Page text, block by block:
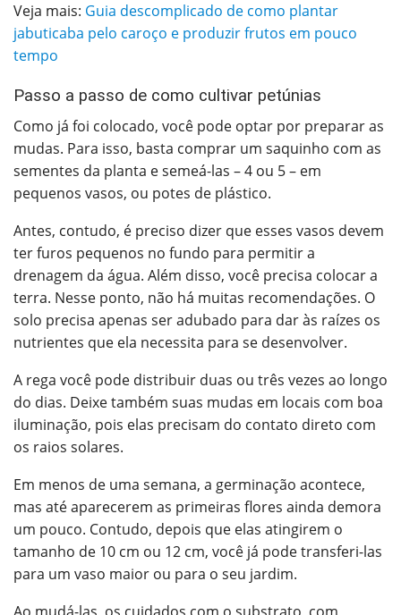
Veja mais: Guia descomplicado de como plantar
jabuticaba pelo caroço e produzir frutos em pouco
tempo
Passo a passo de como cultivar petúnias
Como já foi colocado, você pode optar por preparar as
mudas. Para isso, basta comprar um saquinho com as
sementes da planta e semeá-las – 4 ou 5 – em
pequenos vasos, ou potes de plástico.
Antes, contudo, é preciso dizer que esses vasos devem
ter furos pequenos no fundo para permitir a
drenagem da água. Além disso, você precisa colocar a
terra. Nesse ponto, não há muitas recomendações. O
solo precisa apenas ser adubado para dar às raízes os
nutrientes que ela necessita para se desenvolver.
A rega você pode distribuir duas ou três vezes ao longo
do dias. Deixe também suas mudas em locais com boa
iluminação, pois elas precisam do contato direto com
os raios solares.
Em menos de uma semana, a germinação acontece,
mas até aparecerem as primeiras flores ainda demora
um pouco. Contudo, depois que elas atingirem o
tamanho de 10 cm ou 12 cm, você já pode transferi-las
para um vaso maior ou para o seu jardim.